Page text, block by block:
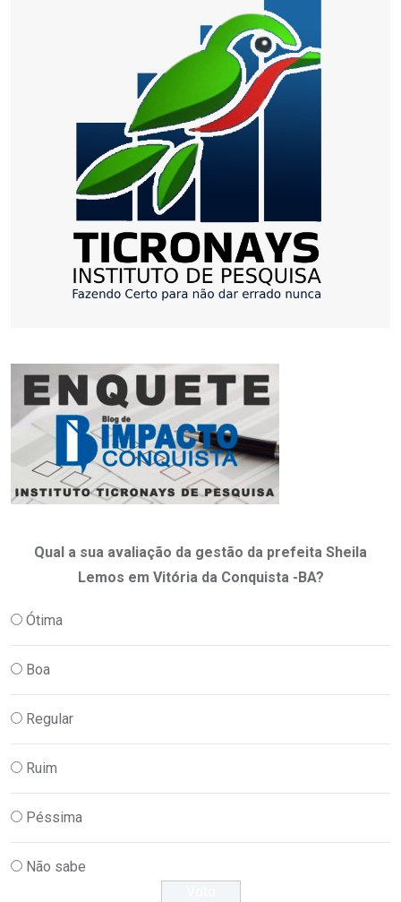
Qual a sua avaliação da gestão da prefeita Sheila
Lemos em Vitória da Conquista -BA?
Ótima
Boa
Regular
Ruim
Péssima
Não sabe